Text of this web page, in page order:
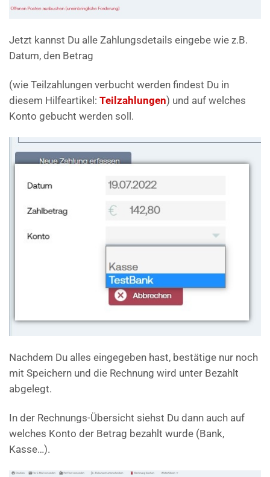
Jetzt kannst Du alle Zahlungsdetails eingebe wie z.B.
Datum, den Betrag
(wie Teilzahlungen verbucht werden findest Du in
diesem Hilfeartikel: Teilzahlungen) und auf welches
Konto gebucht werden soll.
Nachdem Du alles eingegeben hast, bestätige nur noch
mit Speichern und die Rechnung wird unter Bezahlt
abgelegt.
In der Rechnungs-Übersicht siehst Du dann auch auf
welches Konto der Betrag bezahlt wurde (Bank,
Kasse…).